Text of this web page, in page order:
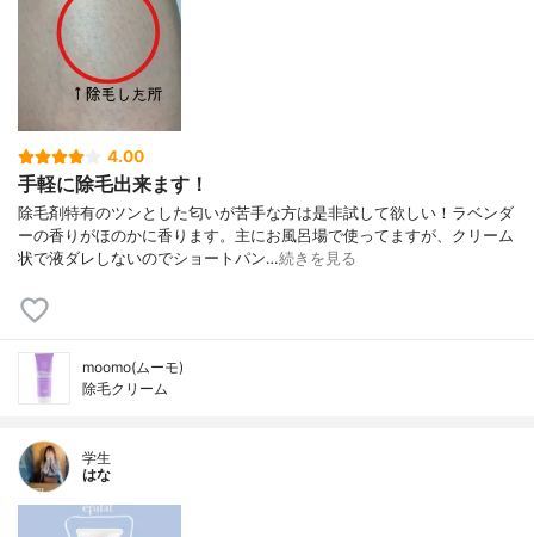
4.00
手軽に除毛出来ます！
除毛剤特有のツンとした匂いが苦手な方は是非試して欲しい！ラベンダ
ーの香りがほのかに香ります。主にお風呂場で使ってますが、クリーム
状で液ダレしないのでショートパン…続きを見る
moomo(ムーモ)
除毛クリーム
学生
はな